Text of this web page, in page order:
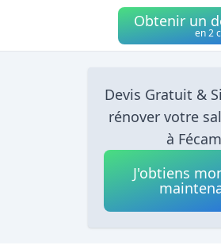
Obtenir un
en 2
Devis Gratuit &
rénover votre
à
J'obtiens